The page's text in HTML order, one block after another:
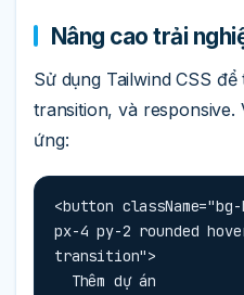
Nâng cao trải
Sử dụng Tailwind CSS
transition, và
ứng:
<button
px-4 py-2 rounded
transition">